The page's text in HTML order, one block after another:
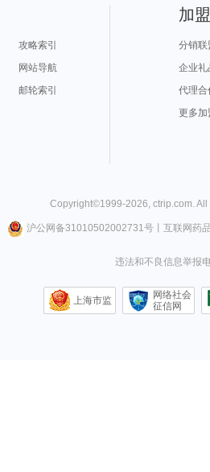
攻略索引
网站导航
邮轮索引
加
分销联
企业礼
代理合
更多加
Copyright©1999-2026, ctrip.com.
沪公网备31010502002731号丨 互联网药
违法和不良信息举报
上海市监
网络社会
征信网